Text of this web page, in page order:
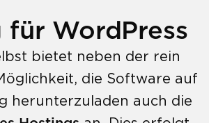
für WordPress
bietet neben der rein
die Software auf
herunterzuladen auch die